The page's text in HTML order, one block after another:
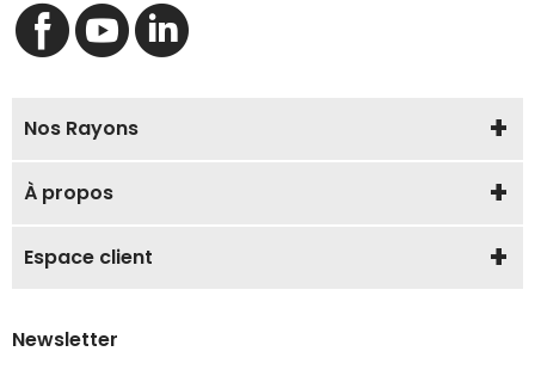
Nos Rayons
À propos
Espace client
Newsletter